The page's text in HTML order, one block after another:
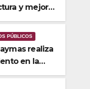
y mejores
Córdova
PÚBLICOS
realiza
en la